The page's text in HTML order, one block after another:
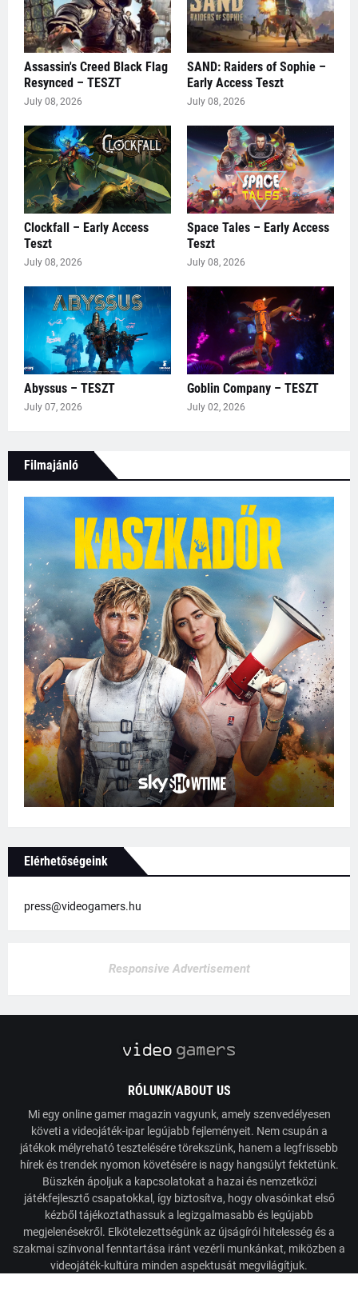
Assassin's Creed Black Flag
Resynced – TESZT
July 08, 2026
SAND: Raiders of Sophie –
Early Access Teszt
July 08, 2026
Clockfall – Early Access
Teszt
July 08, 2026
Space Tales – Early Access
Teszt
July 08, 2026
Abyssus – TESZT
July 07, 2026
Goblin Company – TESZT
July 02, 2026
Filmajánló
Elérhetőségeink
press@videogamers.hu
Responsive Advertisement
RÓLUNK/ABOUT US
Mi egy online gamer magazin vagyunk, amely szenvedélyesen
követi a videojáték-ipar legújabb fejleményeit. Nem csupán a
játékok mélyreható tesztelésére törekszünk, hanem a legfrissebb
hírek és trendek nyomon követésére is nagy hangsúlyt fektetünk.
Büszkén ápoljuk a kapcsolatokat a hazai és nemzetközi
játékfejlesztő csapatokkal, így biztosítva, hogy olvasóinkat első
kézből tájékoztathassuk a legizgalmasabb és legújabb
megjelenésekről. Elkötelezettségünk az újságírói hitelesség és a
szakmai színvonal fenntartása iránt vezérli munkánkat, miközben a
videojáték-kultúra minden aspektusát megvilágítjuk.